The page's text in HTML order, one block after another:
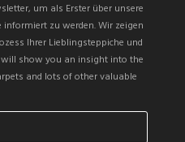
um als Erster über unsere
zu werden. Wir zeigen
Ihrer Lieblingsteppiche und
show you an insight into the
and lots of other valuable